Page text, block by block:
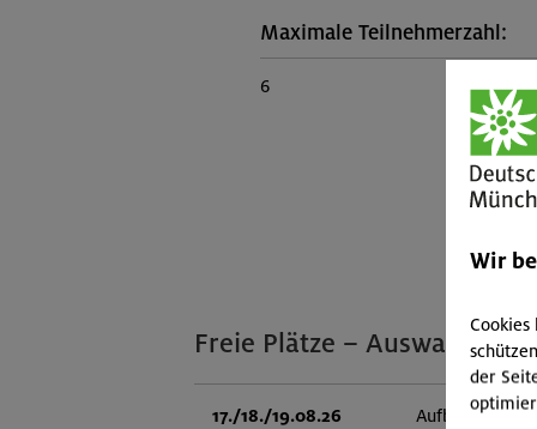
Maximale Teilnehmerzahl:
6
Freie Plätze – Auswahl
17./18./19.08.26 Aufbaukurs
Wir
der